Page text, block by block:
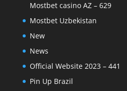
Mostbet casino AZ – 629
Mostbet Uzbekistan
New
News
Official Website 2023 – 441
Pin Up Brazil